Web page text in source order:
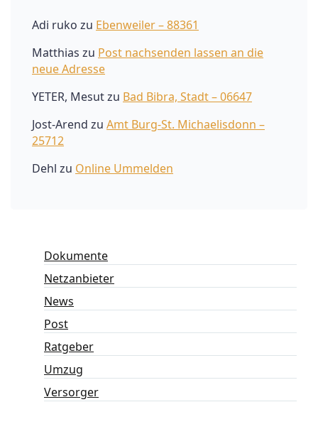
Adi ruko zu Ebenweiler – 88361
Matthias zu Post nachsenden lassen an die
neue Adresse
YETER, Mesutzu Bad Bibra, Stadt – 06647
Jost-Arend zu Amt Burg-St. Michaelisdonn –
25712
Dehl zu Online Ummelden
Dokumente
Netzanbieter
News
Post
Ratgeber
Umzug
Versorger